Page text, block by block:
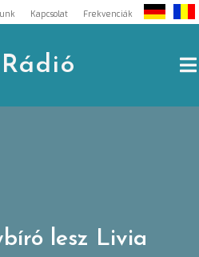
Kapcsolat Frekvenciák
lesz Livia